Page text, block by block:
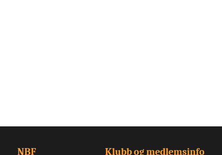
NBF Klubb og medlemsinfo